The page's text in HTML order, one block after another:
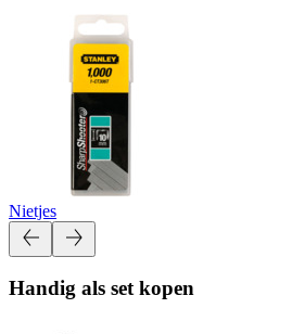
Nietjes
Handig als set kopen